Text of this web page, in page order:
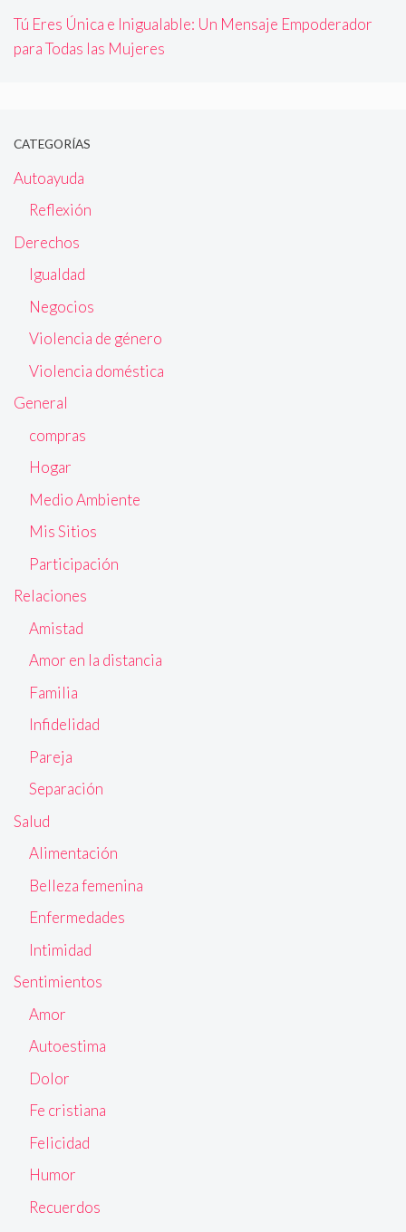
Tú Eres Única e Inigualable: Un Mensaje Empoderador
para Todas las Mujeres
CATEGORÍAS
Autoayuda
Reflexión
Derechos
Igualdad
Negocios
Violencia de género
Violencia doméstica
General
compras
Hogar
Medio Ambiente
Mis Sitios
Participación
Relaciones
Amistad
Amor en la distancia
Familia
Infidelidad
Pareja
Separación
Salud
Alimentación
Belleza femenina
Enfermedades
Intimidad
Sentimientos
Amor
Autoestima
Dolor
Fe cristiana
Felicidad
Humor
Recuerdos